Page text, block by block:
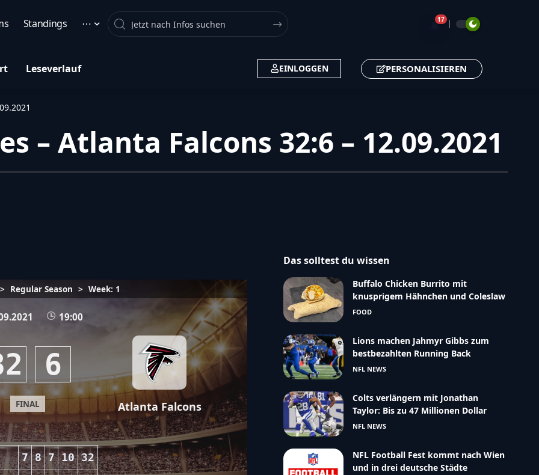
Standings ⋯ Search 🔔17
Leseverlauf EINLOGGEN PERSONALISIEREN
– Atlanta Falcons 32:6 – 12.09.2021
> Regular Season > Week: 1
19:00
6
FINAL Atlanta Falcons
7 8 7 10 32
Das solltest du wissen
Buffalo Chicken Burrito mit
knusprigem Hähnchen und Coleslaw
FOOD
Lions machen Jahmyr Gibbs zum
bestbezahlten Running Back
NFL NEWS
Colts verlängern mit Jonathan
Taylor: Bis zu 47 Millionen Dollar
NFL NEWS
NFL Football Fest kommt nach Wien
und in drei deutsche Städte